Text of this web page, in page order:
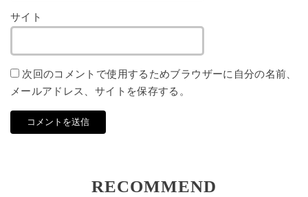
サイト
次回のコメントで使用するためブラウザーに自分の名前、
メールアドレス、サイトを保存する。
RECOMMEND